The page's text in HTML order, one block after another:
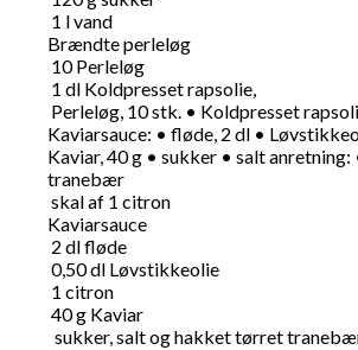
1 lvand
Brændte perleløg
10 Perleløg
1 dl Koldpresset rapsolie,
Perleløg, 10 stk. • Koldpresset
Kaviarsauce: • fløde, 2 dl •
Kaviar, 40 g • sukker • salt
tranebær
skal af 1 citron
Kaviarsauce
2 dlfløde
0,50dl Løvstikkeolie
1 citron
40g Kaviar
sukker, salt og hakket tørret